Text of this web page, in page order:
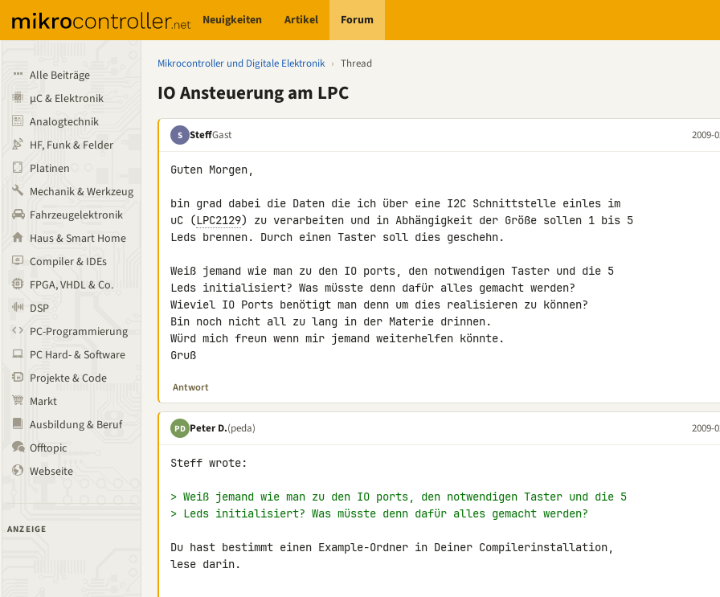
Neuigkeiten Artikel Forum
Alle Beiträge
µC & Elektronik
Analogtechnik
HF, Funk & Felder
Platinen
Mechanik & Werkzeug
Fahrzeugelektronik
Haus & Smart Home
Compiler & IDEs
FPGA, VHDL & Co.
DSP
PC-Programmierung
PC Hard- & Software
Projekte & Code
Markt
Ausbildung & Beruf
Offtopic
Webseite
ANZEIGE
Mikrocontroller und Digitale Elektronik › Thread
IO Ansteuerung am LPC
S SteffGast 2009-
Guten Morgen,
bin grad dabei die Daten die ich über eine I2C Schnittstelle einles im
uC (LPC2129) zu verarbeiten und in Abhängigkeit der Größe sollen 1 bis 5
Leds brennen. Durch einen Taster soll dies geschehn.
Weiß jemand wie man zu den IO ports, den notwendigen Taster und die 5
Leds initialisiert? Was müsste denn dafür alles gemacht werden?
Wieviel IO Ports benötigt man denn um dies realisieren zu können?
Bin noch nicht all zu lang in der Materie drinnen.
Würd mich freun wenn mir jemand weiterhelfen könnte.
Gruß
Antwort
PD Peter D.(peda) 2009-
Steff wrote:
> Weiß jemand wie man zu den IO ports, den notwendigen Taster und die 5
> Leds initialisiert? Was müsste denn dafür alles gemacht werden?
Du hast bestimmt einen Example-Ordner in Deiner Compilerinstallation,
lese darin.